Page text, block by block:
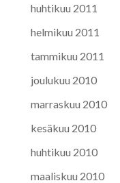
huhtikuu 2011
helmikuu 2011
tammikuu 2011
joulukuu 2010
marraskuu 2010
kesäkuu 2010
huhtikuu 2010
maaliskuu 2010